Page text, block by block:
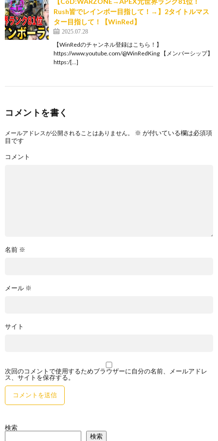
Rush皆でレインボー目指して！→】2タイトルマス
ター目指して！【WinRed】
2025.07.28
【WinRedのチャンネル登録はこちら！】
https://www.youtube.com/@WinRedKing 【メンバーシップ】
https:/[…]
コメントを書く
メールアドレスが公開されることはありません。 ※ が付いている欄は必須項
目です
コメント
名前 ※
メール ※
サイト
次回のコメントで使用するためブラウザーに自分の名前、メールアドレ
ス、サイトを保存する。
検索
検索